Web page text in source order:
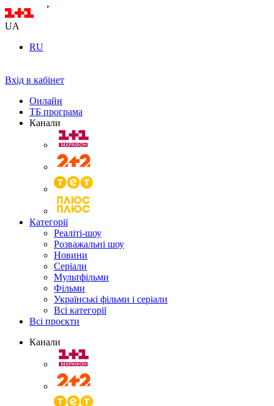
UA
RU
Вхід в кабінет
Онлайн
ТБ програма
Канали
Категорії
Реаліті-шоу
Розважальні шоу
Новини
Серіали
Мультфільми
Фільми
Українські фільми і серіали
Всі категорії
Всі проєкти
Канали